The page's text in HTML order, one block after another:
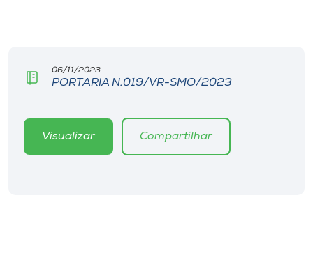
Biblioteca
06/11/2023
PORTARIA N.019/VR-SMO/2023
Visualizar Compartilhar